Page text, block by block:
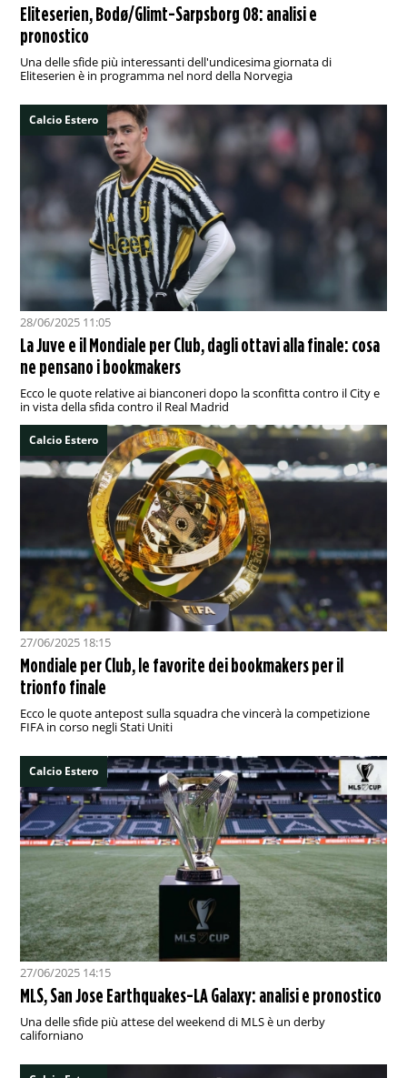
Eliteserien, Bodø/Glimt-Sarpsborg 08: analisi e
pronostico
Una delle sfide più interessanti dell'undicesima giornata di
Eliteserien è in programma nel nord della Norvegia
Calcio Estero
28/06/2025 11:05
La Juve e il Mondiale per Club, dagli ottavi alla finale: cosa
ne pensano i bookmakers
Ecco le quote relative ai bianconeri dopo la sconfitta contro il City e
in vista della sfida contro il Real Madrid
Calcio Estero
27/06/2025 18:15
Mondiale per Club, le favorite dei bookmakers per il
trionfo finale
Ecco le quote antepost sulla squadra che vincerà la competizione
FIFA in corso negli Stati Uniti
Calcio Estero
27/06/2025 14:15
MLS, San Jose Earthquakes-LA Galaxy: analisi e pronostico
Una delle sfide più attese del weekend di MLS è un derby
californiano